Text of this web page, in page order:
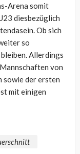
Arena somit
diesbezüglich
Ob sich
so
Allerdings
von
sowie der ersten
mit einigen